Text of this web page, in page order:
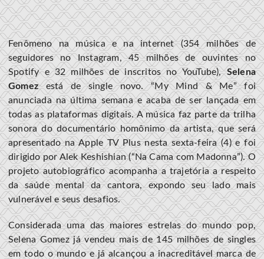
Fenômeno na música e na internet (354 milhões de
seguidores no Instagram, 45 milhões de ouvintes no
Spotify e 32 milhões de inscritos no YouTube),Selena
Gomezestá de single novo. “My Mind & Me” foi
anunciada na última semana e acaba de ser lançada em
todas as plataformas digitais. A música faz parte da trilha
sonora do documentário homônimo da artista, que será
apresentado na Apple TV Plus nesta sexta-feira (4) e foi
dirigido por Alek Keshishian (“Na Cama com Madonna”). O
projeto autobiográfico acompanha a trajetória a respeito
da saúde mental da cantora, expondo seu lado mais
vulnerável e seus desafios.
Considerada uma das maiores estrelas do mundo pop,
Selena Gomez já vendeu mais de 145 milhões de singles
em todo o mundo e já alcançou a inacreditável marca de